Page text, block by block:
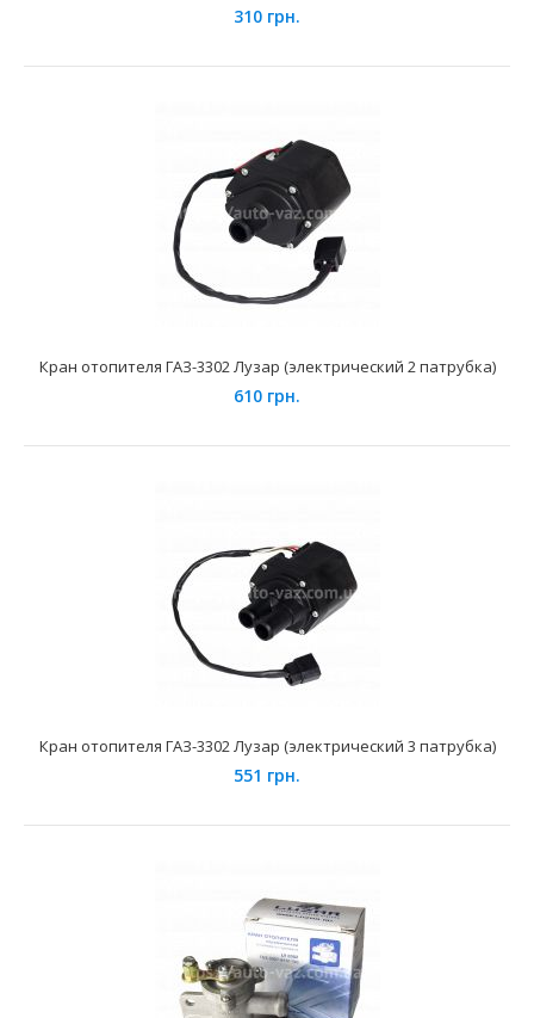
125 грн.
Применение на автомобилях семейства ИЖ-2126, 2127,
2717 укомплектованных 8-ми клапанными двигателями..
Кран отопителя ГАЗ 3110 (LV 0310) Luzar
310 грн.
310 грн.
Кран отопителя ГАЗ-3302 Лузар (электрический 2 патрубка)
610 грн.
Кран отопителя ГАЗ-3302 Лузар (электрический 3 патрубка)
551 грн.